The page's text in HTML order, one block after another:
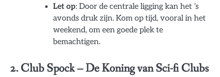
Let op: Door de centrale ligging kan het ’s
avonds druk zijn. Kom op tijd, vooral in het
weekend, om een goede plek te
bemachtigen.
2.Club Spock– De Koning van Sci-fi Clubs